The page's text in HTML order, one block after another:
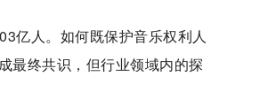
亿人。如何既保护音乐权利人
最终共识，但行业领域内的探